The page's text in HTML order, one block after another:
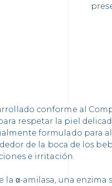
conforme al
respetar la piel
formulado para
de la boca de los
e irritación.
α-amilasa, una enzima